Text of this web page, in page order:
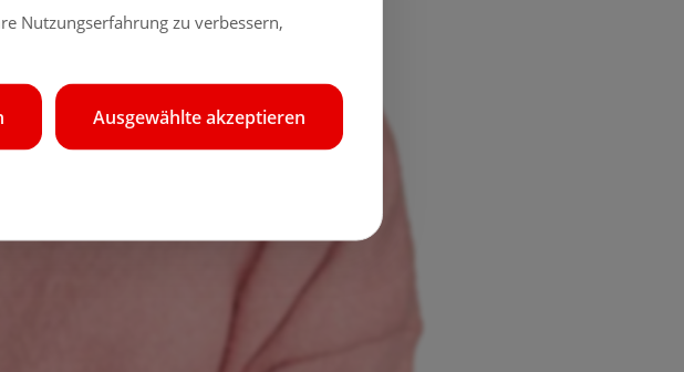
Nutzungserfahrung zu verbessern,
Ausgewählte akzeptieren